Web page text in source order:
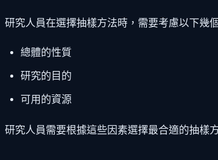
研究人員在選擇抽樣方法時，需要考慮以下幾
總體的性質
研究的目的
可用的資源
研究人員需要根據這些因素選擇最合適的抽樣